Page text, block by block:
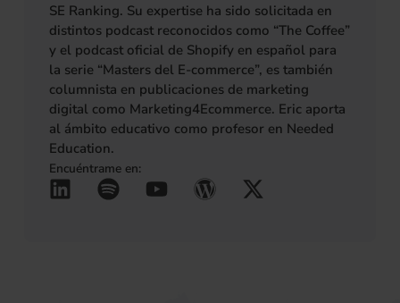
SE Ranking. Su expertise ha sido solicitada en
distintos podcast reconocidos como “The Coffee”
y el podcast oficial de Shopify en español para
la serie “Masters del E-commerce”, es también
columnista en publicaciones de marketing
digital como Marketing4Ecommerce. Eric aporta
al ámbito educativo como profesor en Needed
Education.
Encuéntrame en:
L
(se abre en una
S
(se abre en una
Y
(se abre en una
W
(se abre en
X
(se abre